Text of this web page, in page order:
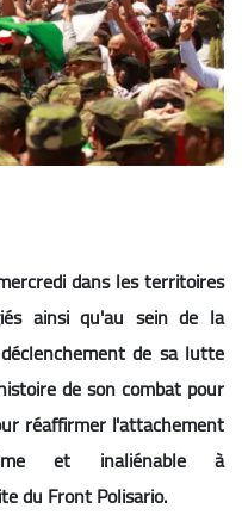
dans les territoires
ainsi qu'au sein de la
de sa lutte
de son combat pour
réaffirmer l'attachement
et inaliénable à
du Front Polisario.